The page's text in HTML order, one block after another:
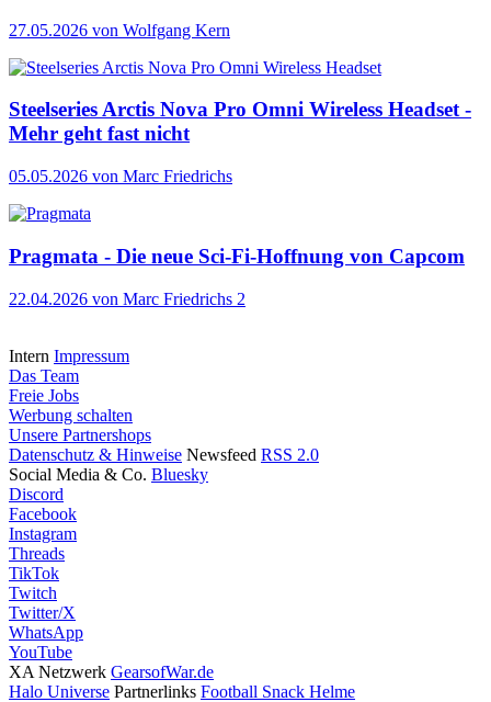
27.05.2026 von Wolfgang Kern
Steelseries Arctis Nova Pro Omni Wireless Headset -
Mehr geht fast nicht
05.05.2026 von Marc Friedrichs
Pragmata - Die neue Sci-Fi-Hoffnung von Capcom
22.04.2026 von Marc Friedrichs 2
Intern Impressum
Das Team
Freie Jobs
Werbung schalten
Unsere Partnershops
Datenschutz & Hinweise Newsfeed RSS 2.0
Social Media & Co. Bluesky
Discord
Facebook
Instagram
Threads
TikTok
Twitch
Twitter/X
WhatsApp
YouTube
XA Netzwerk GearsofWar.de
Halo Universe Partnerlinks Football Snack Helme